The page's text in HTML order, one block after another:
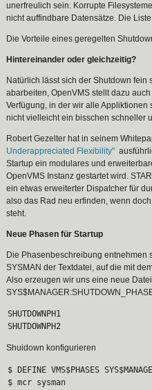
unerfreulich sein. Korrupte
nicht auffindbare Datensätze. Die
Die Vorteile eines geregelten
Hintereinander oder gleichzeitig?
Natürlich lässt sich der Shutdown fein
abarbeiten, OpenVMS stellt dazu
Verfügung, in der wir alle
nicht vielleicht ein bisschen schneller
Robert Gezelter hat in seinem
Underappreciated Flexibility"
Startup ein modulares und
OpenVMS Instanz gestartet wird.
ein etwas erweiterter Dispatcher für
also das Rad neu erfinden, wenn
steht.
Neue Phasen für Startup
Die Phasenbeschreibung entnehmen
SYSMAN der Textdatei, auf die mit
Also erzeugen wir uns eine neue Datei
SHUTDOWNPH1
SHUTDOWNPH2
Shuidown konfigurieren
$ DEFINE VMS$PHASES
$ mcr sysman